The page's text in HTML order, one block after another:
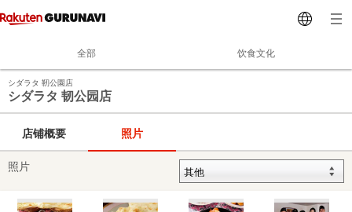
全部 饮食文化
シダラタ 靭公園店
シダラタ 韧公园店
店铺概要 照片
照片